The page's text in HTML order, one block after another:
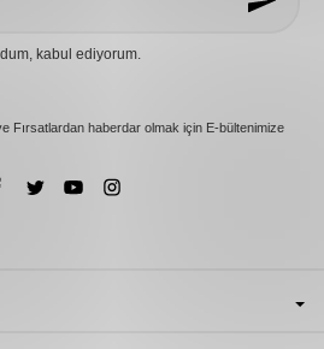
kabul ediyorum.
Fırsatlardan haberdar olmak için E-bültenimize